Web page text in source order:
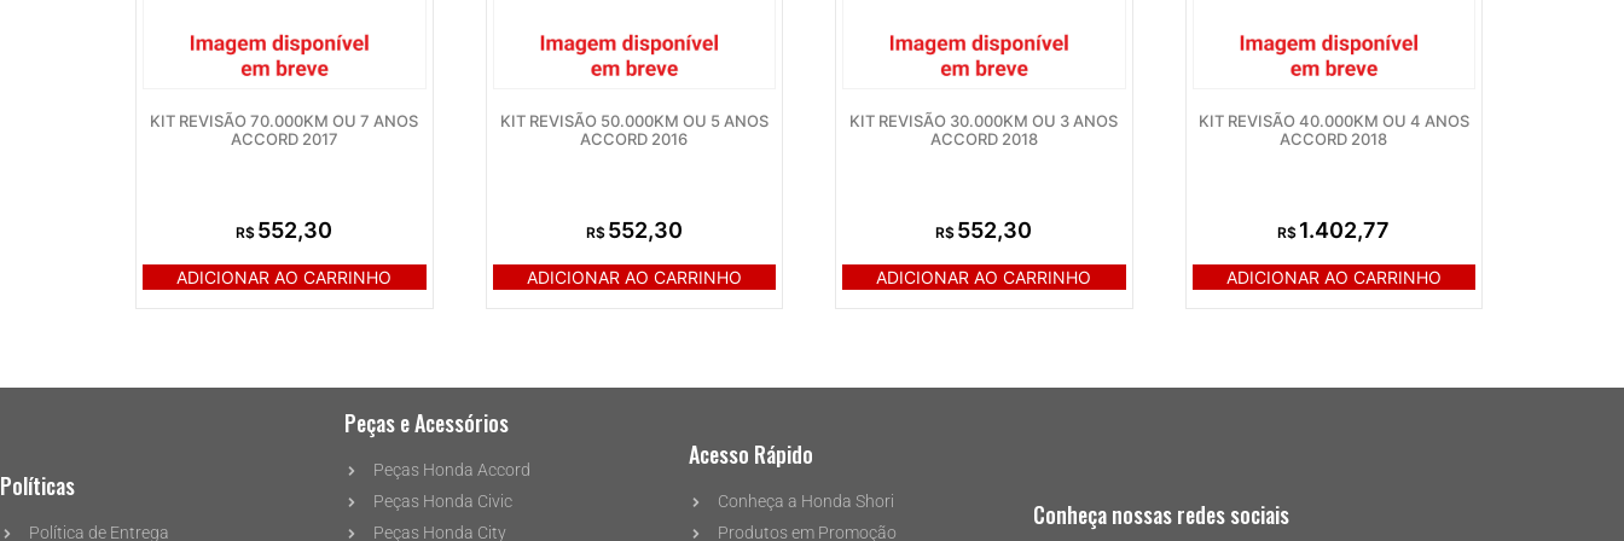
KIT REVISÃO 70.000KM OU 7 ANOS
ACCORD 2017
R$ 552,30
ADICIONAR AO CARRINHO
KIT REVISÃO 50.000KM OU 5 ANOS
ACCORD 2016
R$ 552,30
ADICIONAR AO CARRINHO
KIT REVISÃO 30.000KM OU 3 ANOS
ACCORD 2018
R$ 552,30
ADICIONAR AO CARRINHO
KIT REVISÃO 40.000KM OU 4 ANOS
ACCORD 2018
R$ 1.402,77
ADICIONAR AO CARRINHO
Políticas
Política de Entrega
Peças e Acessórios
Peças Honda Accord
Peças Honda Civic
Peças Honda City
Acesso Rápido
Conheça a Honda Shori
Produtos em Promoção
Conheça nossas redes sociais